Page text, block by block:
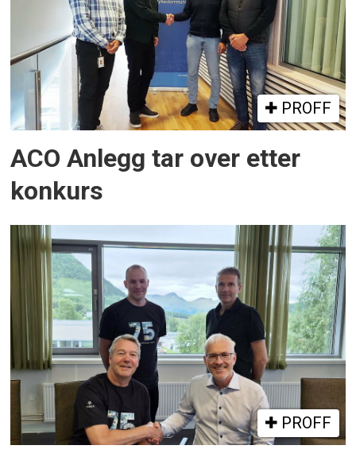
PROFF
ACO Anlegg tar over etter
konkurs
PROFF